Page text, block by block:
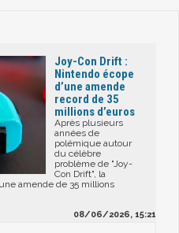
Joy-Con Drift :
Nintendo écope
d’une amende
record de 35
millions d’euros
Après plusieurs
années de
polémique autour
du célèbre
problème de "Joy-
Con Drift", la
amende de 35 millions
08/06/2026, 15:21